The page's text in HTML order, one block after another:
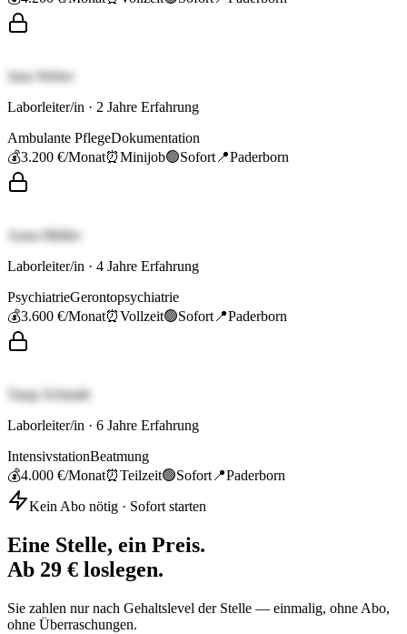
Jana Weber
Laborleiter/in · 2 Jahre Erfahrung
Ambulante PflegeDokumentation
💰3.200 €/Monat⏰Minijob🟢Sofort 📍Paderborn
Anna Müller
Laborleiter/in · 4 Jahre Erfahrung
PsychiatrieGerontopsychiatrie
💰3.600 €/Monat⏰Vollzeit🟢Sofort 📍Paderborn
Tanja Schmidt
Laborleiter/in · 6 Jahre Erfahrung
IntensivstationBeatmung
💰4.000 €/Monat⏰Teilzeit🟢Sofort 📍Paderborn
Kein Abo nötig · Sofort starten
Eine Stelle, ein Preis.
Ab 29 € loslegen.
Sie zahlen nur nach Gehaltslevel der Stelle — einmalig, ohne Abo,
ohne Überraschungen.